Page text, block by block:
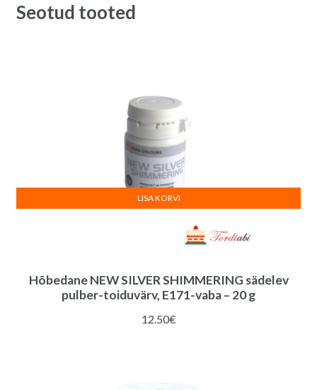
Seotud tooted
Hõbedane NEW SILVER SHIMMERING sädelev
pulber-toiduvärv, E171-vaba – 20 g
12.50€
LISA KORVI